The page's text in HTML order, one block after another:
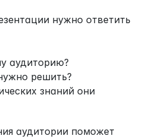
нужно ответить
аудиторию?
решить?
знаний они
аудитории поможет